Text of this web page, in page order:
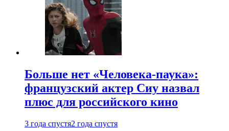
Больше нет «Человека-паука»:
французский актер Сиу назвал
плюс для российского кино
3 года спустя2 года спустя